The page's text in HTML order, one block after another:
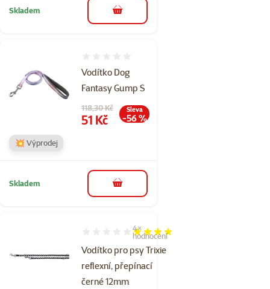
Skladem do košíku
Vodítko Dog
Fantasy Gump S
Původní cena
118,30 Kč
Cena
51 Kč
Sleva
-56 %
💥 Výprodej
Skladem do košíku
Vodítko pro psy Trixie
reflexní, přepínací
černé 12mm
Hodnocení 80%, počet hodnocení: 4
4×
hodnocení